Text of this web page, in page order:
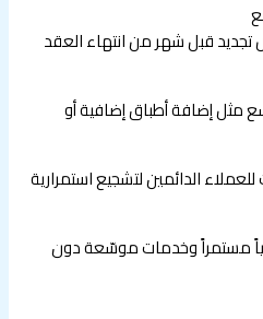
قبل شهر من انتهاء العقد
مثل إضافة أطباق إضافية أو
الدائمين لتشجيع استمرارية
مستمراً وخدمات موسّعة دون